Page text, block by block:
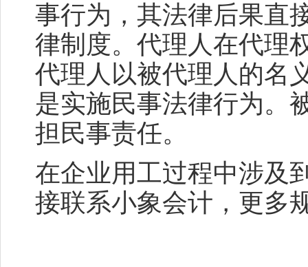
事行为，其法律后果直
律制度。代理人在代理
代理人以被代理人的名
是实施民事法律行为。
担民事责任。
在企业用工过程中涉及
接联系小象会计，更多